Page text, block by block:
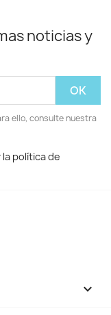
noticias y
ello, consulte nuestra
política de
